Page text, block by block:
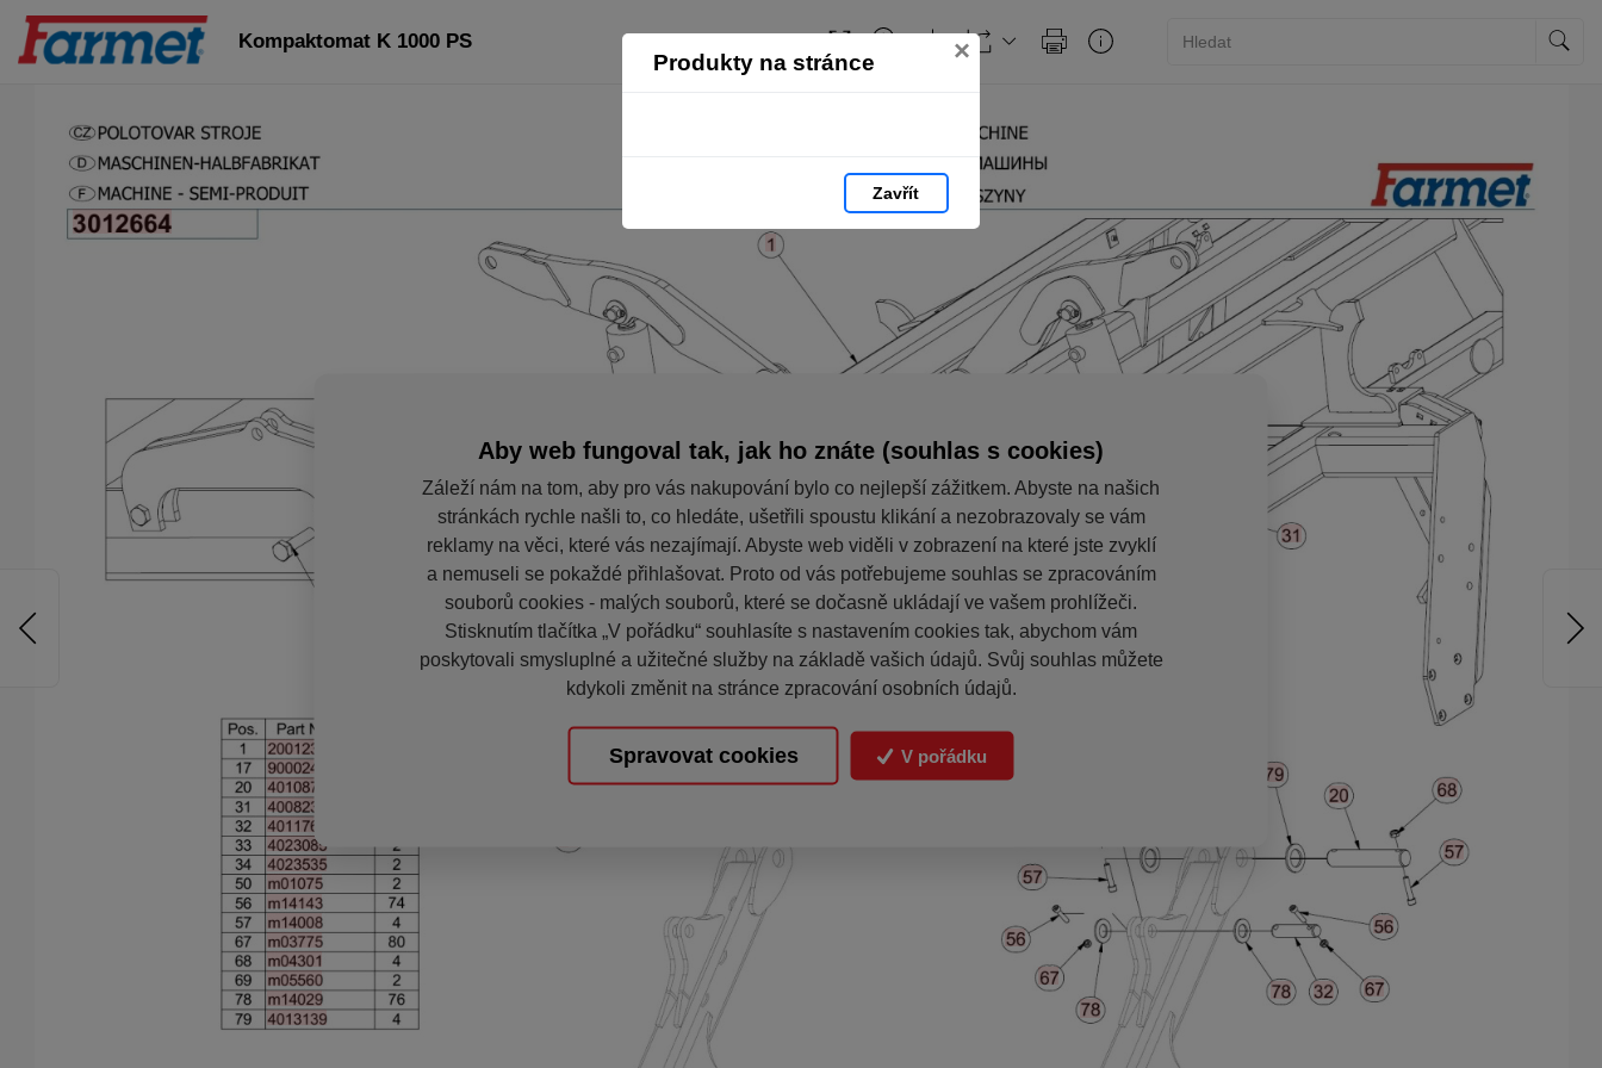
Produkty na stránce ×
Zavřít
Kompaktomat K 1000 PS
Aby web fungoval tak, jak ho znáte (souhlas s cookies)
Záleží nám na tom, aby pro vás nakupování bylo co nejlepší zážitkem. Abyste na našich
stránkách rychle našli to, co hledáte, ušetřili spoustu klikání a nezobrazovaly se vám
reklamy na věci, které vás nezajímají. Abyste web viděli v zobrazení na které jste zvyklí
a nemuseli se pokaždé přihlašovat. Proto od vás potřebujeme souhlas se zpracováním
souborů cookies - malých souborů, které se dočasně ukládají ve vašem prohlížeči.
Stisknutím tlačítka „V pořádku“ souhlasíte s nastavením cookies tak, abychom vám
poskytovali smysluplné a užitečné služby na základě vašich údajů. Svůj souhlas můžete
kdykoli změnit na stránce zpracování osobních údajů.
Spravovat cookies V pořádku